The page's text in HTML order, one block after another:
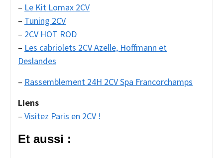
– Le Kit Lomax 2CV
– Tuning 2CV
– 2CV HOT ROD
– Les cabriolets 2CV Azelle, Hoffmann et
Deslandes
– Rassemblement 24H 2CV Spa Francorchamps
Liens
– Visitez Paris en 2CV !
Et aussi :